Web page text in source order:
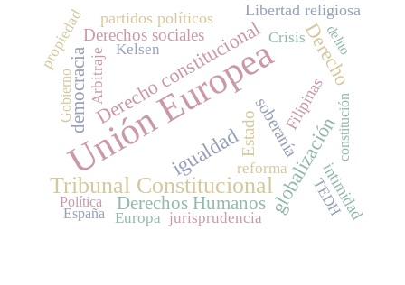
Unión Europea
Tribunal Constitucional
igualdad globalización
Derecho constitucional Derecho
democracia
Derechos Humanos
Derechos sociales
Estadosoberanía
intimidad
Filipinas
partidos políticos Libertad religiosa
Crisis
jurisprudencia
reforma
TEDH
Europa
Arbitraje
propiedad Kelsen
constitución
Política
Gobierno
España
delito